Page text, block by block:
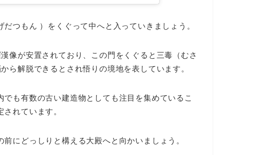
つもん ）をくぐって中へと入っていきましょう。
像が安置されており、この門をくぐると三毒（むさ
ら解脱できるとされ悟りの境地を表しています。
も有数の古い建造物としても注目を集めているこ
れています。
にどっしりと構える大殿へと向かいましょう。